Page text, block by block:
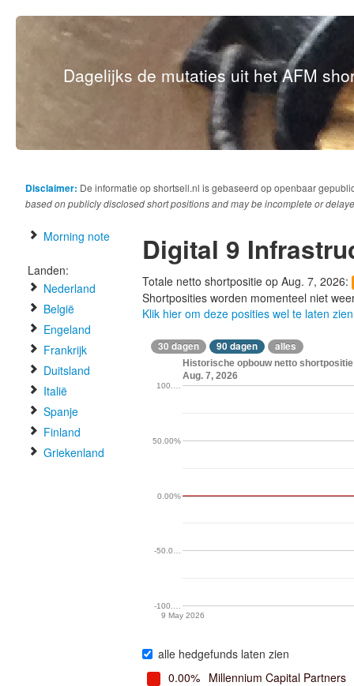
Dagelijks de mutaties uit het AFM
Disclaimer: De informatie op shortsell.nl is gebaseerd op openbaar
based on publicly disclosed short positions and may be incomplete or
Morning note
Landen:
Nederland
België
Engeland
Frankrijk
Duitsland
Italië
Spanje
Finland
Griekenland
Digital 9
Totale netto shortpositie op Aug. 7, 2026:
Shortposities worden momenteel niet
Klik hier om deze posities wel te laten zien
30 dagen 90 dagen alles
Historische opbouw netto
Aug. 7, 2026
9 May 2026
-100.…
-50.0…
0.00%
50.00%
100.…
alle hedgefunds laten zien
0.00% Millennium Capital Partners